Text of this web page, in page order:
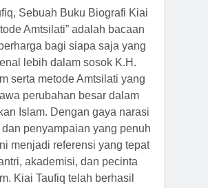
Sebuah Buku Biografi Kiai
Amtsilati” adalah bacaan
bagi siapa saja yang
lebih dalam sosok K.H.
serta metode Amtsilati yang
perubahan besar dalam
Islam. Dengan gaya narasi
penyampaian yang penuh
menjadi referensi yang tepat
akademisi, dan pecinta
Kiai Taufiq telah berhasil